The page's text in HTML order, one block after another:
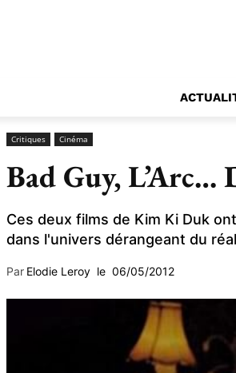
Critiques Cinéma
Bad Guy,
Ces deux films de Kim Ki Duk
dans l'univers dérangeant du
Par Elodie Leroy le 06/05/2012